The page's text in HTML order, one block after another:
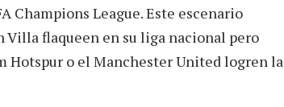
Champions League. Este escenario
Villa flaqueen en su liga nacional pero
Hotspur o el Manchester United logren la